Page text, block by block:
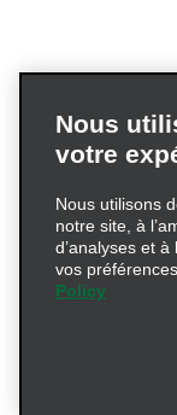
Nous
votre
Nous utilisons
notre site, à
d’analyses et
vos
Policy